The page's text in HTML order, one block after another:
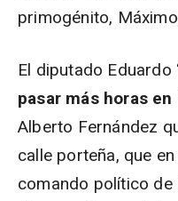
primogénito,
El diputado Eduardo
pasar más horas en
Alberto Fernández
calle porteña, que
comando político de